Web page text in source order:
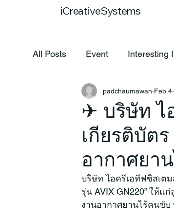
iCreativeSystems
All Posts Event Interesting
✈ บริษัท ไ
เกียรติบัต
อากาศยา
padchaumawan Feb 4
บริษัท ไอครีเอทีฟซิสเต
รุ่น AVIX GN220” ให้แ
งานอากาศยานไร้คนขั